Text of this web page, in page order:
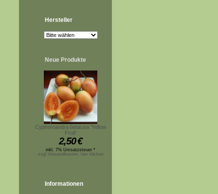
Hersteller
Neue Produkte
Cyphomandra betacea 'Yellow
Fruit'
2,50€
inkl. 7% Umsatzsteuer *
zzgl.Versandkosten, hier klicken
Informationen